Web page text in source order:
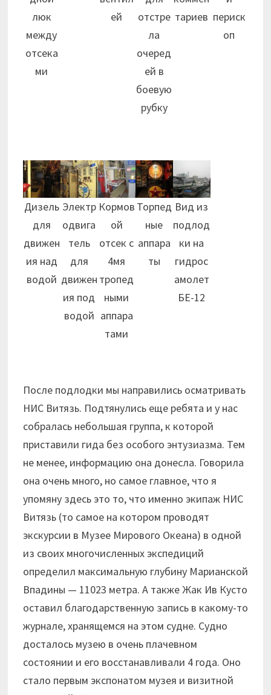
люк
между
отсека
ми
ей
отстре
ла
очеред
ей в
боевую
рубку
тариев периск
оп
Дизель
для
движен
ия над
водой
Электр
одвига
тель
для
движен
ия под
водой
Кормов
ой
отсек с
4мя
тропед
ными
аппара
тами
Торпед
ные
аппара
ты
Вид из
подлод
ки на
гидрос
амолет
БЕ-12
После подлодки мы направились осматривать
НИС Витязь. Подтянулись еще ребята и у нас
собралась небольшая группа, к которой
приставили гида без особого энтузиазма. Тем
не менее, информацию она донесла. Говорила
она очень много, но самое главное, что я
упомяну здесь это то, что именно экипаж НИС
Витязь (то самое на котором проводят
экскурсии в Музее Мирового Океана) в одной
из своих многочисленных экспедиций
определил максимальную глубину Марианской
Впадины — 11023 метра. А также Жак Ив Кусто
оставил благодарственную запись в какому-то
журнале, хранящемся на этом судне. Судно
досталось музею в очень плачевном
состоянии и его восстанавливали 4 года. Оно
стало первым экспонатом музея и визитной